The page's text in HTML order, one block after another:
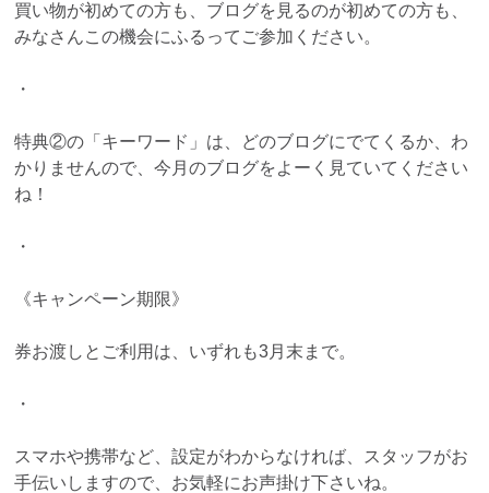
買い物が初めての方も、ブログを見るのが初めての方も、
みなさんこの機会にふるってご参加ください。
・
特典②の「キーワード」は、どのブログにでてくるか、わ
かりませんので、今月のブログをよーく見ていてください
ね！
・
《キャンペーン期限》
券お渡しとご利用は、いずれも3月末まで。
・
スマホや携帯など、設定がわからなければ、スタッフがお
手伝いしますので、お気軽にお声掛け下さいね。